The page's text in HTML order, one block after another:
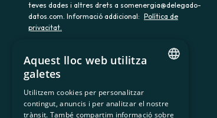
teves dades i altres drets a somenergia@delegado-
datos.com. Informació addicional: Política de
privacitat.
900 103 605
SPANISH
Aquest lloc web utilitza
galetes
Utilitzem cookies per personalitzar
contingut, anuncis i per analitzar el nostre
trànsit. També compartim informació sobre